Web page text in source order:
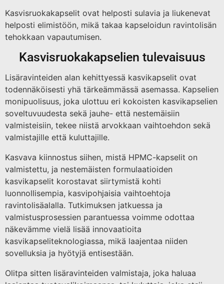
Kasvisruokakapselit ovat helposti sulavia ja liukenevat
helposti elimistöön, mikä takaa kapseloidun ravintolisän
tehokkaan vapautumisen.
Kasvisruokakapselien tulevaisuus
Lisäravinteiden alan kehittyessä kasvikapselit ovat
todennäköisesti yhä tärkeämmässä asemassa. Kapselien
monipuolisuus, joka ulottuu eri kokoisten kasvikapselien
soveltuvuudesta sekä jauhe- että nestemäisiin
valmisteisiin, tekee niistä arvokkaan vaihtoehdon sekä
valmistajille että kuluttajille.
Kasvava kiinnostus siihen, mistä HPMC-kapselit on
valmistettu, ja nestemäisten formulaatioiden
kasvikapselit korostavat siirtymistä kohti
luonnollisempia, kasvipohjaisia vaihtoehtoja
ravintolisäalalla. Tutkimuksen jatkuessa ja
valmistusprosessien parantuessa voimme odottaa
näkevämme vielä lisää innovaatioita
kasvikapseliteknologiassa, mikä laajentaa niiden
sovelluksia ja hyötyjä entisestään.
Olitpa sitten lisäravinteiden valmistaja, joka haluaa